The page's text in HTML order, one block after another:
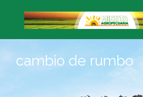
cambio de rumbo